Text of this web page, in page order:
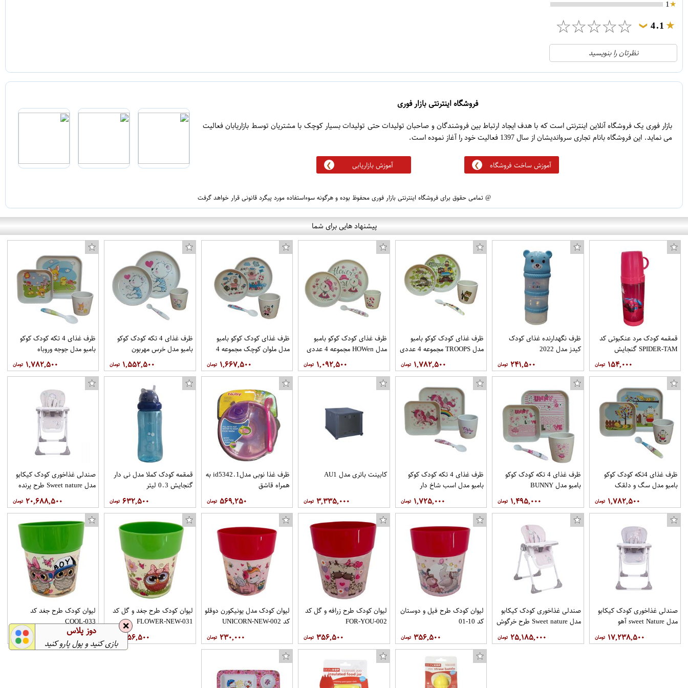
1
4.1
❯
☆
☆
☆
☆
☆
21
3
1
1
5
نظرتان را بنویسید
فروشگاه اینترنتی بازار فوری
بازار فوری یک فروشگاه آنلاین اینترنتی است که با هدف ایجاد ارتباط بین فروشندگان و صاحبان تولیدات حتی تولیدات بسیار کوچک با مشتریان توسط بازاریابان فعالیت
می نماید. این فروشگاه بانام تجاری سرواندیشان از سال 1397 فعالیت خود را آغاز نموده است.
آموزش ساخت فروشگاه آموزش بازاریابی
@ تمامی حقوق برای فروشگاه اینترنتی بازار فوری محفوظ بوده و هرگونه سوءاستفاده مورد پیگرد قانونی قرار خواهد گرفت
پیشنهاد هایی برای شما
قمقمه کودک مرد عنکبوتی کد
SPIDER-TAM گنجایش
۱۵۴,۰۰۰
ظرف نگهدارنده غذای کودک
کیدز مدل 2022
۲۴۱,۵۰۰
ظرف غذای کودک کوکو بامبو
مدل TROOPS مجموعه 4 عددی
۱,۷۸۲,۵۰۰
ظرف غذای کودک کوکو بامبو
مدل HOWen مجموعه 4 عددی
۱,۰۹۲,۵۰۰
ظرف غذای کودک کوکو بامبو
مدل ملوان کوچک مجموعه 4
۱,۶۶۷,۵۰۰
ظرف غذای 4 تکه کودک کوکو
بامبو مدل خرس مهربون
۱,۵۵۲,۵۰۰
ظرف غذای 4 تکه کودک کوکو
بامبو مدل جوجه وروباه
۱,۷۸۲,۵۰۰
ظرف غذای 4تکه کودک کوکو
بامبو مدل سگ و دلقک
۱,۷۸۲,۵۰۰
ظرف غذای 4 تکه کودک کوکو
بامبو مدل BUNNY
۱,۴۹۵,۰۰۰
ظرف غذای 4 تکه کودک کوکو
بامبو مدل اسب شاخ دار
۱,۷۲۵,۰۰۰
کابینت باتری مدل AU1
۳,۳۳۵,۰۰۰
ظرف غذا نوبی مدلid5342.1 به
همراه قاشق
۵۶۹,۲۵۰
قمقمه کودک کملا مدل نی دار
گنجایش 0.3 لیتر
۶۳۲,۵۰۰
صندلی غذاخوری کودک کیکابو
مدل Sweet nature طرح پرنده
۲۰,۶۸۸,۵۰۰
صندلی غذاخوری کودک کیکابو
مدل sweet Nature آهو
۱۷,۲۳۸,۵۰۰
صندلی غذاخوری کودک کیکابو
مدل Sweet nature طرح خرگوش
۲۵,۱۸۵,۰۰۰
لیوان کودک طرح فیل و دوستان
کد 10-01
۳۵۶,۵۰۰
لیوان کودک طرح زرافه و گل کد
FOR-YOU-002
۳۵۶,۵۰۰
لیوان کودک مدل یونیکورن دوقلو
کد UNICORN-NEW-002
۲۳۰,۰۰۰
لیوان کودک طرح جغد و گل کد
FLOWER-NEW-031
۳۵۶,۵۰۰
لیوان کودک طرح جغد کد
COOL-033
۳۵۶,۵۰۰
❌ دوز پلاس
بازی کنید و پول پارو کنید